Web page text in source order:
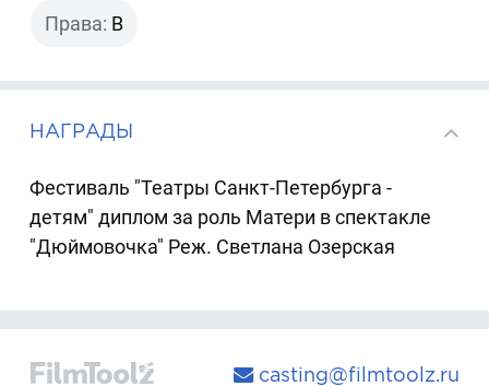
Права: B
НАГРАДЫ
Фестиваль "Театры Санкт-Петербурга -
детям" диплом за роль Матери в спектакле
"Дюймовочка" Реж. Светлана Озерская
casting@filmtoolz.ru